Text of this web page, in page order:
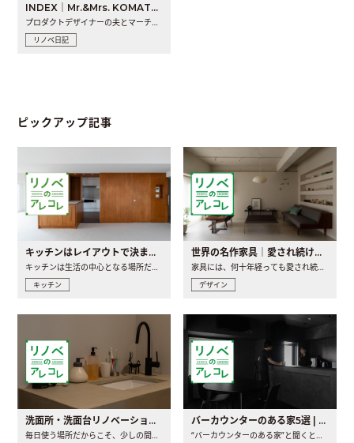
INDEX｜Mr.&Mrs. KOMATSU renovation diary
リノベ日記
ピックアップ記事
キッチンはレイアウトで決まる。後悔しないための考え方と選び方
キッチンは生活の中心となる場所だからこそ、家の中のどこに置..
キッチン
世界の名作家具｜愛され続ける理由と一生モノとの出会い方
家具には、何十年経っても愛され続ける「名作」と呼ばれるもの..
デザイン
洗面所・洗面台リノベーションの事例と間取りアイデア バーカウンターのある家5選 | 日常に馴染む“距離の近い”キッチンとは